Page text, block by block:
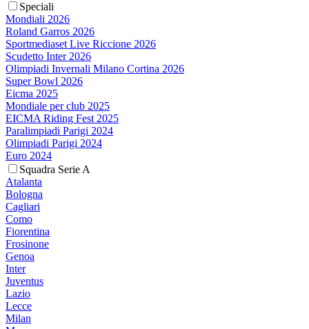
Speciali
Mondiali 2026
Roland Garros 2026
Sportmediaset Live Riccione 2026
Scudetto Inter 2026
Olimpiadi Invernali Milano Cortina 2026
Super Bowl 2026
Eicma 2025
Mondiale per club 2025
EICMA Riding Fest 2025
Paralimpiadi Parigi 2024
Olimpiadi Parigi 2024
Euro 2024
Squadra Serie A
Atalanta
Bologna
Cagliari
Como
Fiorentina
Frosinone
Genoa
Inter
Juventus
Lazio
Lecce
Milan